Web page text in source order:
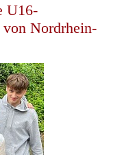
U16-
von Nordrhein-